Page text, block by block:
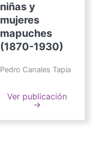
niñas y
mujeres
mapuches
(1870-1930)
Pedro Canales Tapia
Ver publicación
→